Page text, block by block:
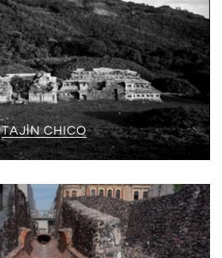
TAJÍN CHICO